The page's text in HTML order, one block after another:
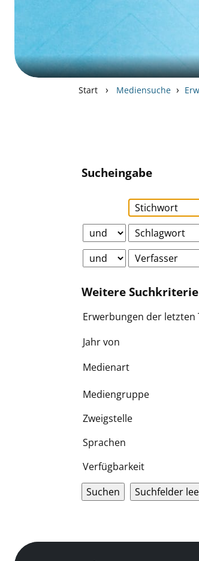
Start › Mediensuche ›
Sucheingabe
Weitere
Erwerbungen der letzten
Jahr von
Medienart
Mediengruppe
Zweigstelle
Sprachen
Verfügbarkeit